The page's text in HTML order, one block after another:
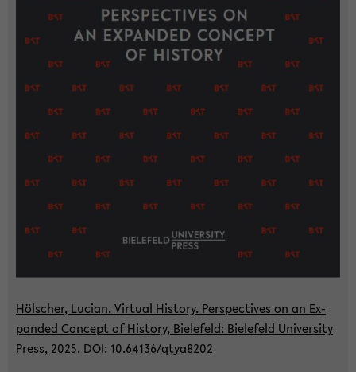
Höl­scher, Lu­ci­an. Vir­tu­al His­to­ry. Per­spec­ti­ves on an Ex­
pan­ded Con­cept of His­to­ry, Bie­le­feld: Bie­le­feld Uni­ver­si­ty
Press, 2025. DOI: 10.64136/qtya8202